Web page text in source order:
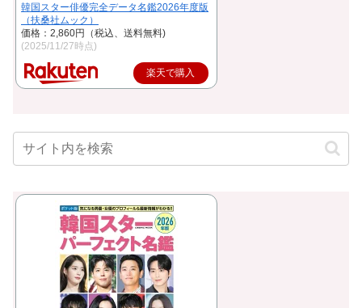
韓国スター俳優完全データ名鑑2026年度版
（扶桑社ムック）
価格：2,860円（税込、送料無料)
(2025/11/27時点)
楽天で購入